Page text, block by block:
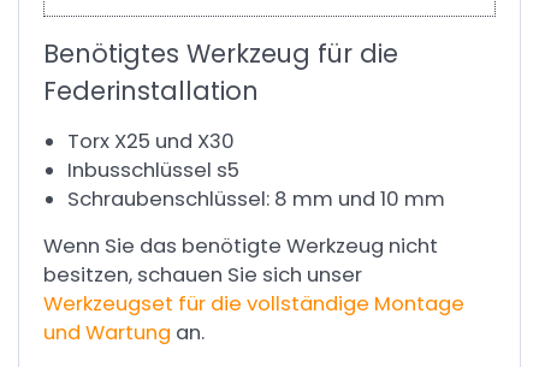
Benötigtes Werkzeug für die
Federinstallation
Torx X25 und X30
Inbusschlüssel s5
Schraubenschlüssel: 8 mm und 10 mm
Wenn Sie das benötigte Werkzeug nicht
besitzen, schauen Sie sich unser
Werkzeugset für die vollständige Montage
und Wartung an.